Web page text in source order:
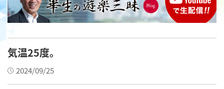
気温25度。
2024/09/25